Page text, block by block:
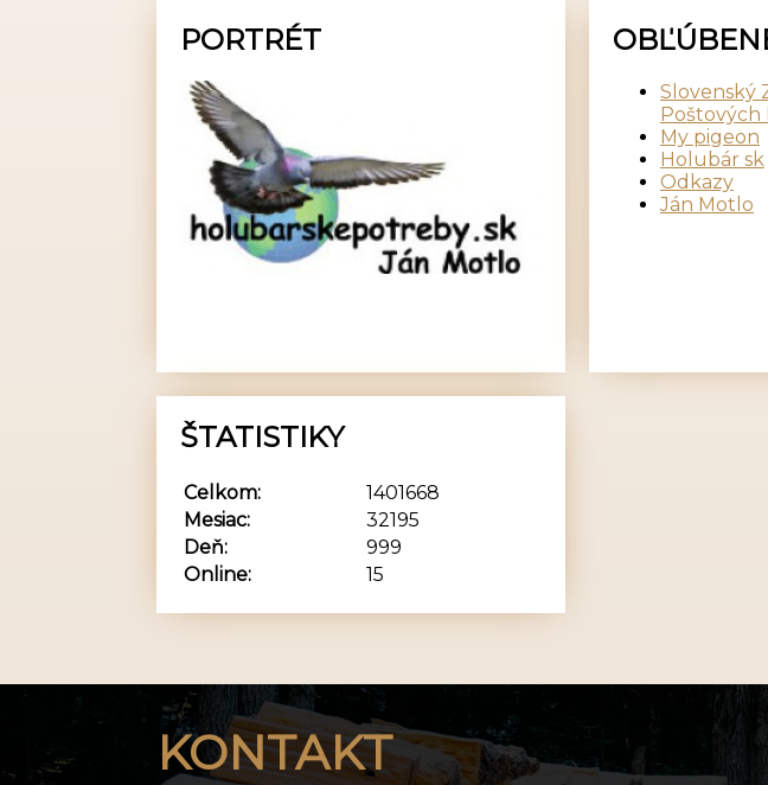
PORTRÉT
Slovenský
Poštových
My pigeon
Holubár sk
Odkazy
Ján Motlo
ŠTATISTIKY
Online: 15
Celkom:
1401668
Mesiac:
32195
Deň:
999
KONTAKT